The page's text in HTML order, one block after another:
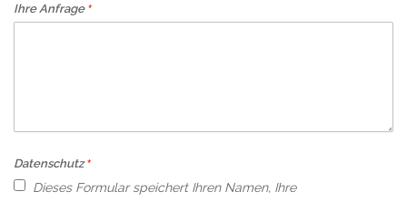
Ihre Anfrage
Datenschutz
Dieses Formular speichert Ihren Namen, Ihre